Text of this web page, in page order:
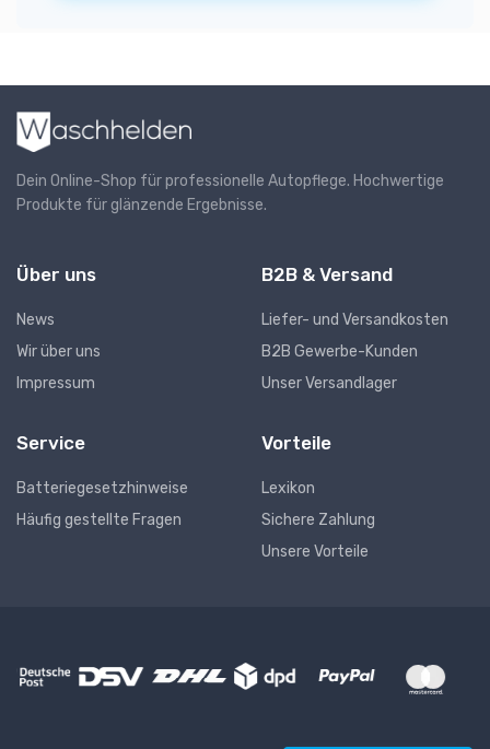
Dein Online-Shop für professionelle Autopflege. Hochwertige
Produkte für glänzende Ergebnisse.
Über uns
News
Wir über uns
Impressum
B2B & Versand
Liefer- und Versandkosten
B2B Gewerbe-Kunden
Unser Versandlager
Service
Batteriegesetzhinweise
Häufig gestellte Fragen
Vorteile
Lexikon
Sichere Zahlung
Unsere Vorteile